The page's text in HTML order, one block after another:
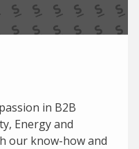
in B2B
Energy and
our know-how and